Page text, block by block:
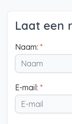
Laat een
Naam: *
E-mail: *